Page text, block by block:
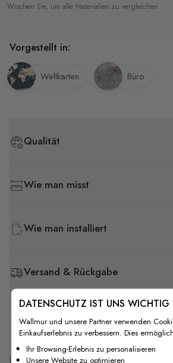
Wischen Sie, um alle Materialien zu vergleichen
Qualität
Wie man misst
Wie man installiert
Versand & Rückgabe
F.A.Q
Kostenlose Anpassung
Vorgestellt in:
Weltkarten Büro
DATENSCHUTZ IST UNS WICHTIG
Wallmur und unsere Partner verwenden
Einkaufserlebnis zu verbessern. Dies
Ihr Browsing-Erlebnis zu personalisieren
Unsere Website zu optimieren